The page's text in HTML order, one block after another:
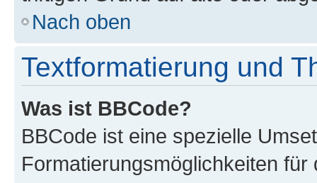
Nach oben
Textformatierung und
Was ist BBCode?
BBCode ist eine spezielle
Formatierungsmöglichkeiten